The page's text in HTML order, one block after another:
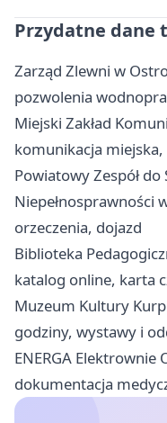
Przydatne dane
Zarząd Zlewni w
pozwolenia
Miejski Zakład
komunikacja
Powiatowy Zespół
Niepełnosprawności
orzeczenia, dojazd
Biblioteka
katalog online, karta
Muzeum Kultury
godziny, wystawy i
ENERGA Elektrownie
dokumentacja